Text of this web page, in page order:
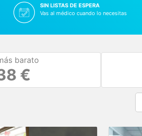
SIN LISTAS DE ESPERA
Vas al médico cuando lo necesitas
barato
€